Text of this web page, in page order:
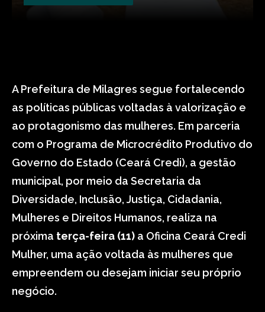
A Prefeitura de Milagres segue fortalecendo
as políticas públicas voltadas à valorização e
ao protagonismo das mulheres. Em parceria
com o Programa de Microcrédito Produtivo do
Governo do Estado (Ceará Credi), a gestão
municipal, por meio da Secretaria da
Diversidade, Inclusão, Justiça, Cidadania,
Mulheres e Direitos Humanos, realiza na
próxima terça-feira (11) a Oficina Ceará Credi
Mulher, uma ação voltada às mulheres que
empreendem ou desejam iniciar seu próprio
negócio.